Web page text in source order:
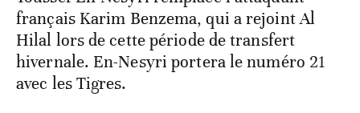
français Karim Benzema, qui a rejoint Al
Hilal lors de cette période de transfert
hivernale. En-Nesyri portera le numéro 21
avec les Tigres.